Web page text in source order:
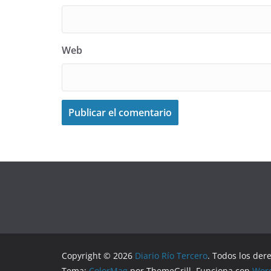
Web
Copyright © 2026 Diario Río Tercero. Todos los